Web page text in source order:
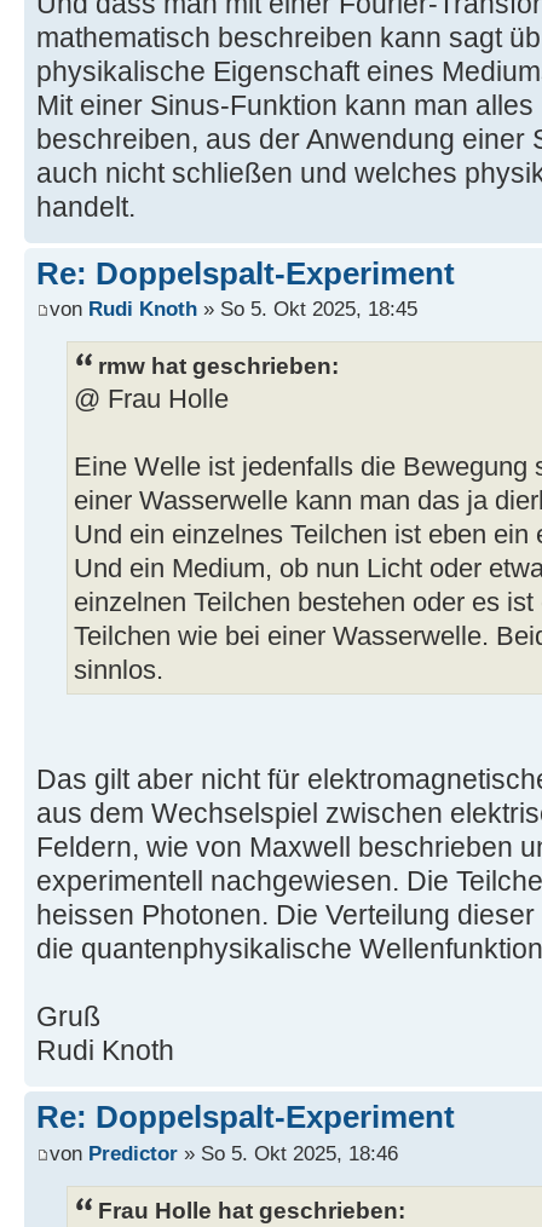
mathematisch beschreiben kann sagt
physikalische Eigenschaft eines
Mit einer Sinus-Funktion kann man
beschreiben, aus der Anwendung einer
auch nicht schließen und welches
handelt.
Re: Doppelspalt-Experiment
von Rudi Knoth » So 5. Okt 2025, 18:45
rmw hat geschrieben:
@ Frau Holle
Eine Welle ist jedenfalls die Bewegung
einer Wasserwelle kann man das ja
Und ein einzelnes Teilchen ist eben ein
Und ein Medium, ob nun Licht oder
einzelnen Teilchen bestehen oder es
Teilchen wie bei einer Wasserwelle.
sinnlos.
Das gilt aber nicht für
aus dem Wechselspiel zwischen
Feldern, wie von Maxwell beschrieben
experimentell nachgewiesen. Die
heissen Photonen. Die Verteilung
die quantenphysikalische
Gruß
Rudi Knoth
Re: Doppelspalt-Experiment
von Predictor » So 5. Okt 2025, 18:46
Frau Holle hat geschrieben: